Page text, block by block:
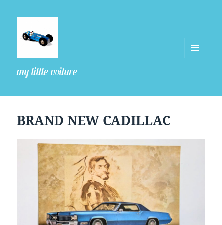
my little voiture
BRAND NEW CADILLAC